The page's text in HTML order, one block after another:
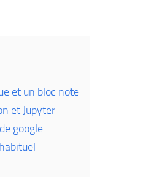
et un bloc note
et Jupyter
google